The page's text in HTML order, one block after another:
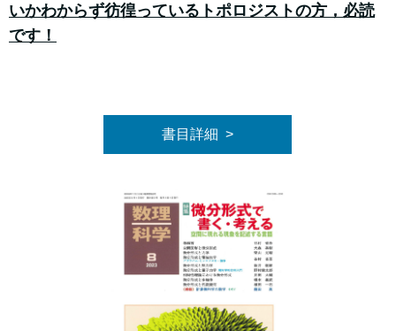
いかわからず彷徨っているトポロジストの方，必読
です！
書目詳細